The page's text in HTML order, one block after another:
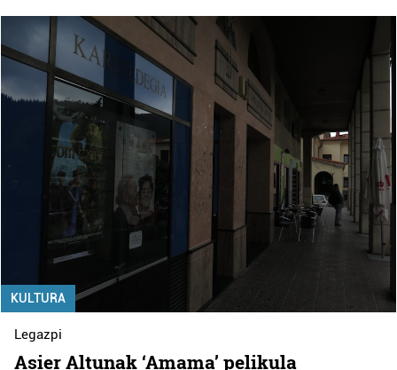
KULTURA
Legazpi
Asier Altunak ‘Amama’ pelikula